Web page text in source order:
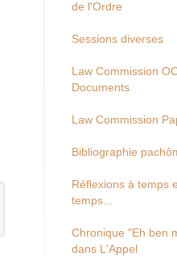
de l'Ordre
Sessions diverses
Law Commission
Documents
Law Commission
Bibliographie
Réflexions à temps
temps...
Chronique "Eh ben
dans L'Appel